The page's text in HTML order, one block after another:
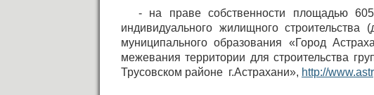
- на праве собственности площадью
индивидуального жилищного
муниципального образования «Город
межевания территории для строительства
Трусовском районе г.Астрахани», http://